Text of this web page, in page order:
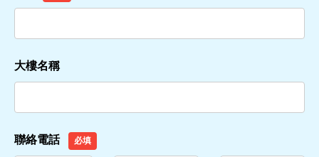
大樓名稱
聯絡電話 必填